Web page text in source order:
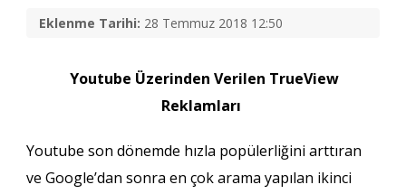
Eklenme Tarihi: 28 Temmuz 2018 12:50
Youtube Üzerinden Verilen TrueView
Reklamları
Youtube son dönemde hızla popülerliğini arttıran
ve Google’dan sonra en çok arama yapılan ikinci